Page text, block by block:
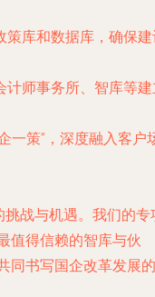
策库和数据库，确保
计师事务所、智库等
一策”，深度融入客户
挑战与机遇。我们的专
值得信赖的智库与伙
同书写国企改革发展的